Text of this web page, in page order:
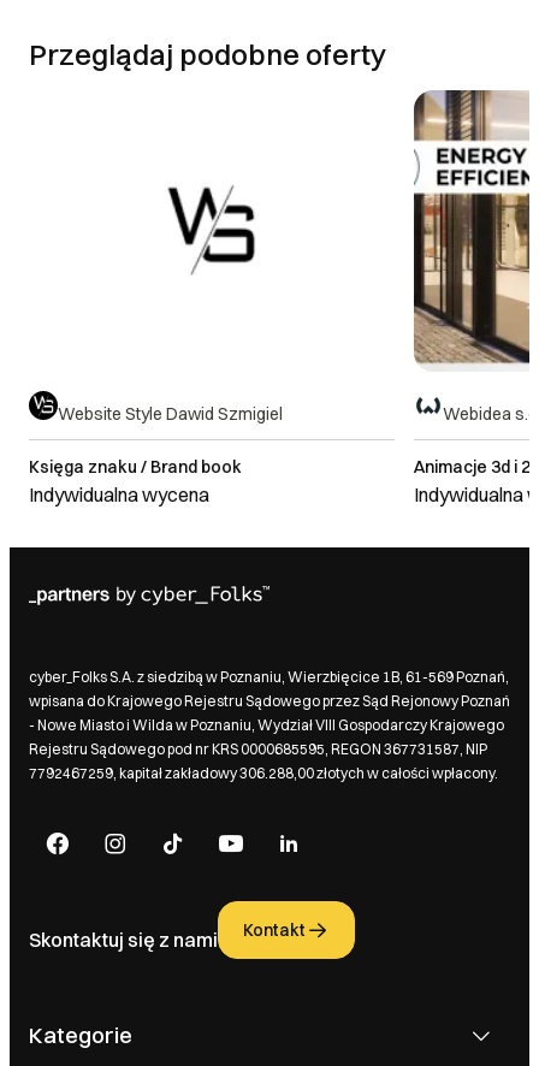
Przeglądaj podobne oferty
Website Style Dawid Szmigiel
Księga znaku / Brand book
Indywidualna wycena
Webidea
Animacje 3d i 2d
Indywidualna
cyber_Folks S.A. z siedzibą w Poznaniu, Wierzbięcice 1B, 61-569 Poznań,
wpisana do Krajowego Rejestru Sądowego przez Sąd Rejonowy Poznań
- Nowe Miasto i Wilda w Poznaniu, Wydział VIII Gospodarczy Krajowego
Rejestru Sądowego pod nr KRS 0000685595, REGON 367731587, NIP
7792467259, kapitał zakładowy 306.288,00 złotych w całości wpłacony.
Skontaktuj się z nami Kontakt
Kategorie